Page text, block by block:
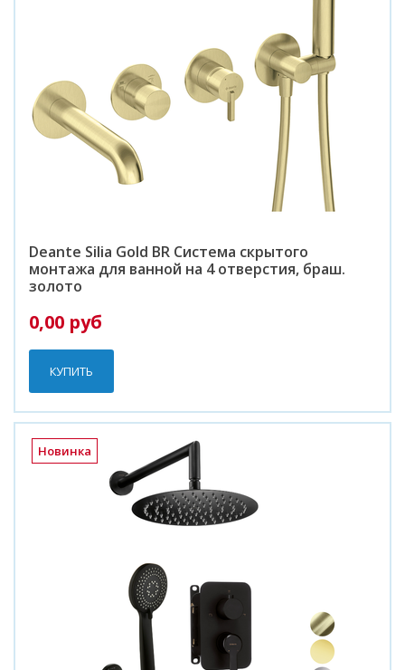
Deante Silia Gold BR Система скрытого
монтажа для ванной на 4 отверстия, браш.
золото
0,00 руб
КУПИТЬ
Новинка